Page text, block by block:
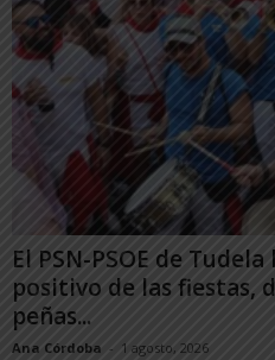
El PSN-PSOE de
positivo de las fiestas,
peñas...
Ana Córdoba - 1 agosto, 2026